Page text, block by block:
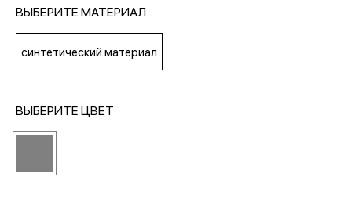
МЕДИА
ВЫБЕРИТЕ МАТЕРИАЛ
синтетический материал
ВЫБЕРИТЕ ЦВЕТ